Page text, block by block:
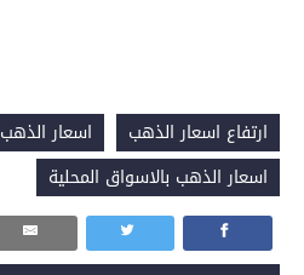
ارتفاع اسعار الذهب اسعار الذهب
اسعار الذهب بالاسواق المحلية